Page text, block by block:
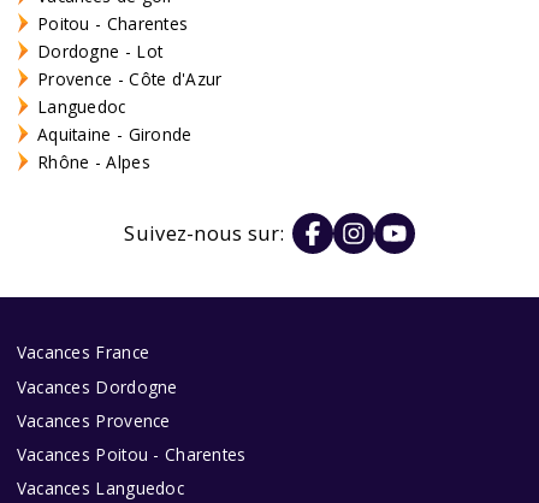
Poitou - Charentes
Dordogne - Lot
Provence - Côte d'Azur
Languedoc
Aquitaine - Gironde
Rhône - Alpes
Suivez-nous sur:
Vacances France
Vacances Dordogne
Vacances Provence
Vacances Poitou - Charentes
Vacances Languedoc